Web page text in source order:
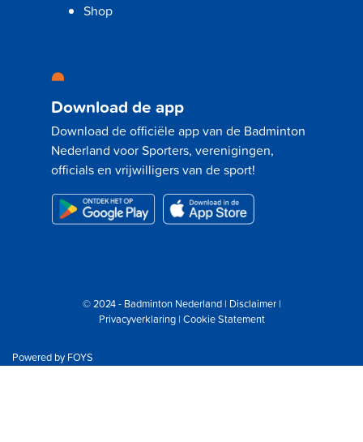
Shop
Download de app
Download de officiële app van de Badminton
Nederland voor Sporters, verenigingen,
officials en vrijwilligers van de sport!
© 2024 - Badminton Nederland | Disclaimer|
Privacyverklaring| Cookie Statement
Powered by FOYS